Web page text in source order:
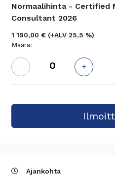
Normaalihinta - Certified
Consultant 2026
1 190,00 € (+ALV 25,5 %)
Määrä:
- +
Ajankohta